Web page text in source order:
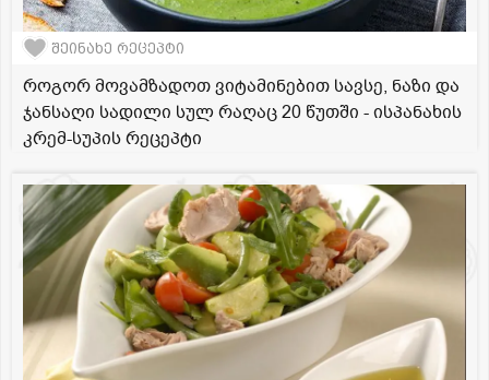
შეინახე რეცეპტი
როგორ მოვამზადოთ ვიტამინებით სავსე, ნაზი და
ჯანსაღი სადილი სულ რაღაც 20 წუთში - ისპანახის
კრემ-სუპის რეცეპტი